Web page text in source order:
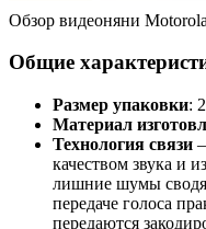
Обзор видеоняни
Общие
Размер упаковки:
Материал
Технология связи
качеством звука и
лишние шумы
передаче голоса
передаются